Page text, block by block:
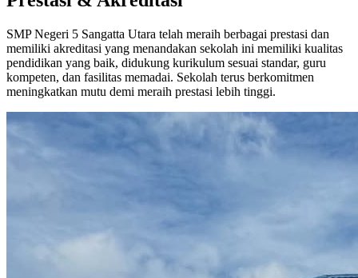
SMP Negeri 5 Sangatta Utara telah meraih berbagai prestasi dan
memiliki akreditasi yang menandakan sekolah ini memiliki kualitas
pendidikan yang baik, didukung kurikulum sesuai standar, guru
kompeten, dan fasilitas memadai. Sekolah terus berkomitmen
meningkatkan mutu demi meraih prestasi lebih tinggi.